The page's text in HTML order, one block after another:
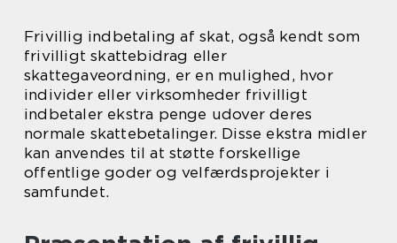
Frivillig indbetaling af skat, også kendt som
frivilligt skattebidrag eller
skattegaveordning, er en mulighed, hvor
individer eller virksomheder frivilligt
indbetaler ekstra penge udover deres
normale skattebetalinger. Disse ekstra midler
kan anvendes til at støtte forskellige
offentlige goder og velfærdsprojekter i
samfundet.